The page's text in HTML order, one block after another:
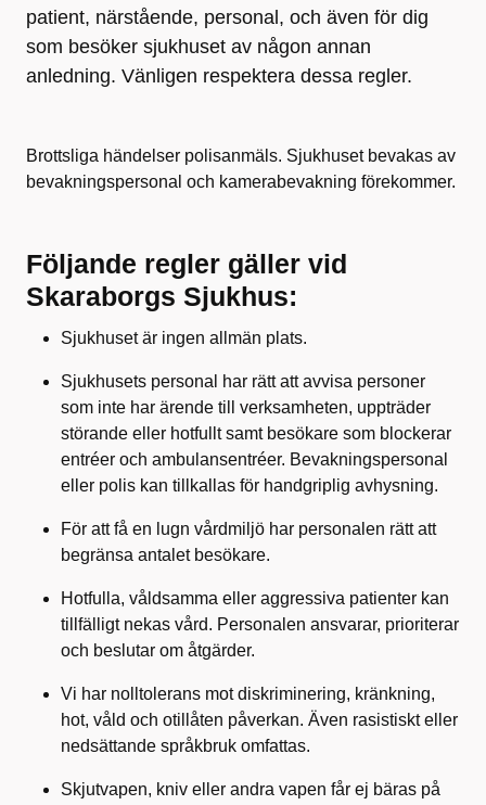
patient, närstående, personal, och även för dig
som besöker sjukhuset av någon annan
anledning. Vänligen respektera dessa regler.
Brottsliga händelser polisanmäls. Sjukhuset bevakas av
bevakningspersonal och kamerabevakning förekommer.
Följande regler gäller vid
Skaraborgs Sjukhus:
Sjukhuset är ingen allmän plats.
Sjukhusets personal har rätt att avvisa personer
som inte har ärende till verksamheten, uppträder
störande eller hotfullt samt besökare som blockerar
entréer och ambulansentréer. Bevakningspersonal
eller polis kan tillkallas för handgriplig avhysning.
För att få en lugn vårdmiljö har personalen rätt att
begränsa antalet besökare.
Hotfulla, våldsamma eller aggressiva patienter kan
tillfälligt nekas vård. Personalen ansvarar, prioriterar
och beslutar om åtgärder.
Vi har nolltolerans mot diskriminering, kränkning,
hot, våld och otillåten påverkan. Även rasistiskt eller
nedsättande språkbruk omfattas.
Skjutvapen, kniv eller andra vapen får ej bäras på